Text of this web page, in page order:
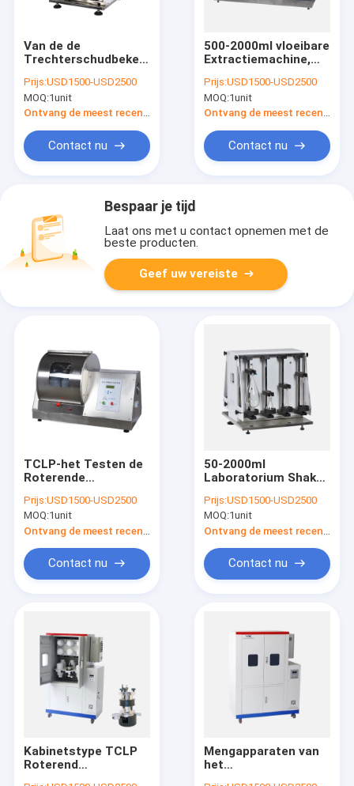
Van de de
Trechterschudbeker
laboratoriumseparatory
Regelbare de
Omwentelingssnelheid
Prijs:USD1500-USD2500
MOQ:1unit
Ontvang de meest recente Prijs
Contact nu
500-2000ml vloeibare
Extractiemachine,
Roterende
Schudbeker
Prijs:USD1500-USD2500
MOQ:1unit
Ontvang de meest recente Prijs
Contact nu
Bespaar je tijd
Laat ons met u contact opnemen met de
beste producten.
Geef uw vereiste
TCLP-het Testen de
Roterende
Preparement van de
Grondsteekproef,
het Roterende
Mengapparaat van
TCLP
Prijs:USD1500-USD2500
MOQ:1unit
Contact nu
50-2000ml
Laboratorium Shaker
Separatory-
Trechterschudbekers
Prijs:USD1500-USD2500
MOQ:1unit
Contact nu
Kabinetstype TCLP
Roterend
Mengapparaten van
het